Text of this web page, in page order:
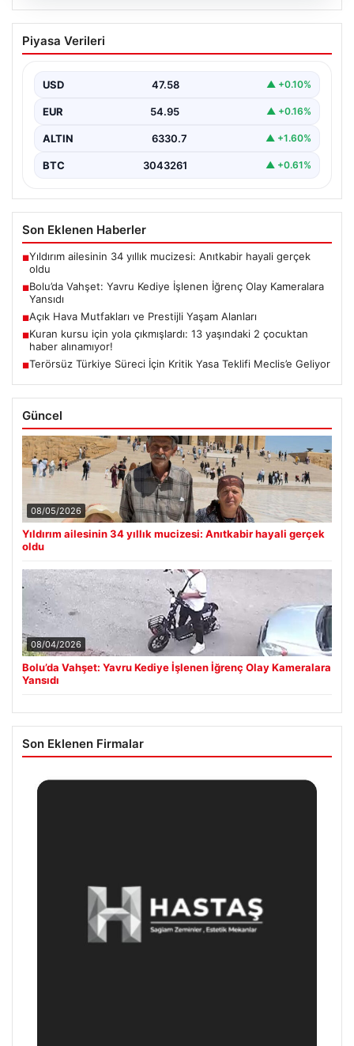
Bolu’da Vahşet: Yavru Kediye İşlenen
İğrenç Olay Kameralara Yansıdı
günlerde meydana gelen korkutucu olay, bölgedeki
sakinleri derinden sarstı. Elektrikli…
Piyasa Verileri
USD 47.58 ▲ +0.10%
EUR 54.95 ▲ +0.16%
ALTIN 6330.7 ▲ +1.60%
BTC 3043261 ▲ +0.61%
Son Eklenen Haberler
■Yıldırım ailesinin 34 yıllık mucizesi: Anıtkabir hayali gerçek
oldu
■Bolu’da Vahşet: Yavru Kediye İşlenen İğrenç Olay Kameralara
Yansıdı
■Açık Hava Mutfakları ve Prestijli Yaşam Alanları
■Kuran kursu için yola çıkmışlardı: 13 yaşındaki 2 çocuktan
haber alınamıyor!
■Terörsüz Türkiye Süreci İçin Kritik Yasa Teklifi Meclis’e Geliyor
Güncel
08/05/2026
Yıldırım ailesinin 34 yıllık mucizesi: Anıtkabir hayali gerçek
oldu
08/04/2026
Bolu’da Vahşet: Yavru Kediye İşlenen İğrenç Olay Kameralara
Yansıdı
Son Eklenen Firmalar